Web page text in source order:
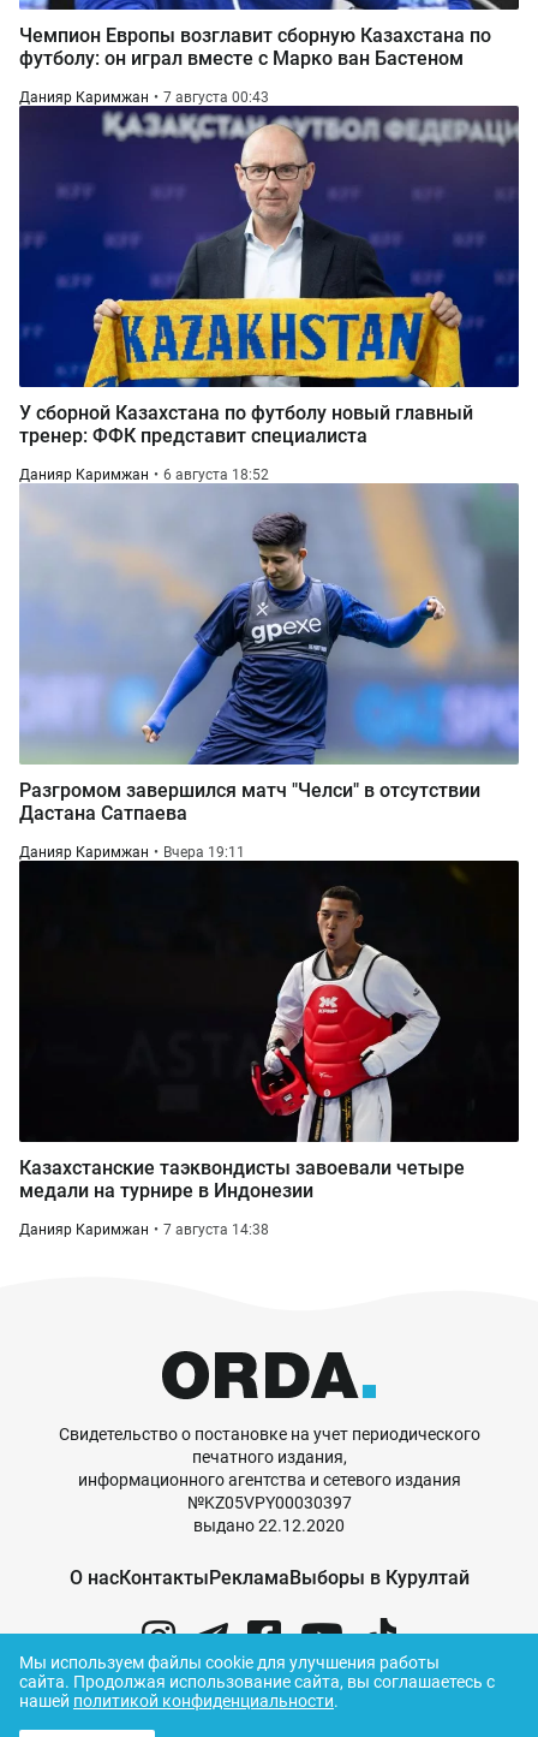
Чемпион Европы возглавит сборную Казахстана по
футболу: он играл вместе с Марко ван Бастеном
Данияр Каримжан 7 августа 00:43
У сборной Казахстана по футболу новый главный
тренер: ФФК представит специалиста
Данияр Каримжан 6 августа 18:52
Разгромом завершился матч "Челси" в отсутствии
Дастана Сатпаева
Данияр Каримжан Вчера 19:11
Казахстанские таэквондисты завоевали четыре
медали на турнире в Индонезии
Данияр Каримжан 7 августа 14:38
Свидетельство о постановке на учет периодического
печатного издания,
информационного агентства и сетевого издания
№KZ05VPY00030397
выдано 22.12.2020
О насКонтактыРекламаВыборы в Курултай
© ORDA,2026.Правила использования
Мы используем файлы cookie для улучшения работы
сайта. Продолжая использование сайта, вы соглашаетесь с
нашей политикой конфиденциальности.